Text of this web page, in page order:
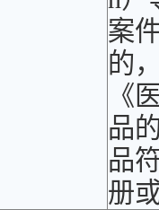
案
的
《
品
品
册